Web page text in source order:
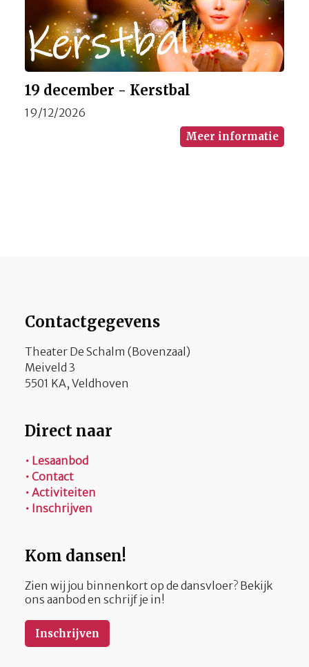
19 december - Kerstbal
19/12/2026
Meer informatie
Contactgegevens
Theater De Schalm (Bovenzaal)
Meiveld 3
5501 KA, Veldhoven
Direct naar
• Lesaanbod
• Contact
• Activiteiten
• Inschrijven
Kom dansen!
Zien wij jou binnenkort op de dansvloer? Bekijk
ons aanbod en schrijf je in!
Inschrijven